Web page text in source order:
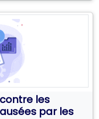
les
par les